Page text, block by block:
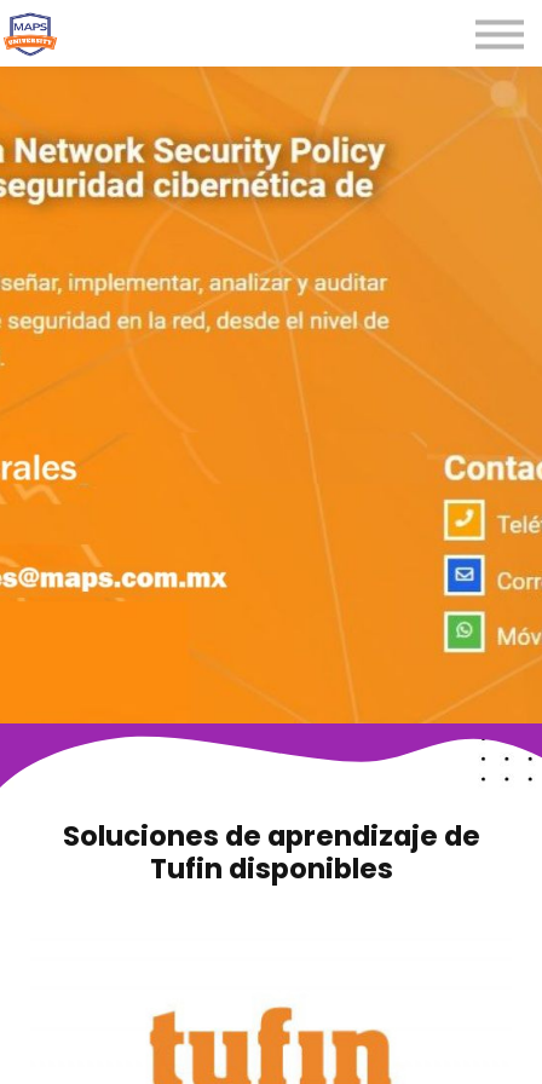
Seminarios
Webinars
Iniciar sesión
Registrarse
Soluciones de aprendizaje de
Tufin disponibles